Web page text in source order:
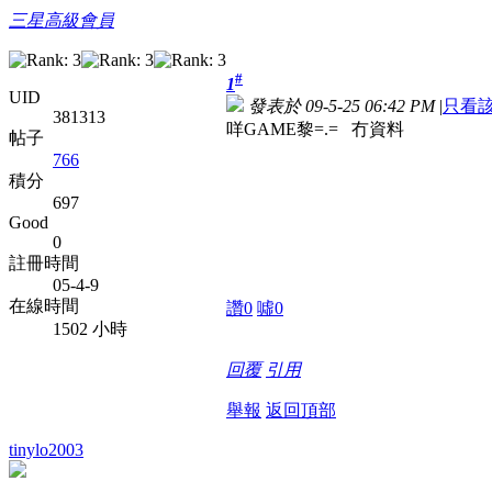
三星高級會員
UID
381313
帖子
766
積分
697
Good
0
註冊時間
05-4-9
在線時間
1502 小時
1#
發表於 09-5-25 06:42 PM |只看
咩GAME黎=.= 冇資料
讚0 噓0
回覆 引用
舉報 返回頂部
tinylo2003